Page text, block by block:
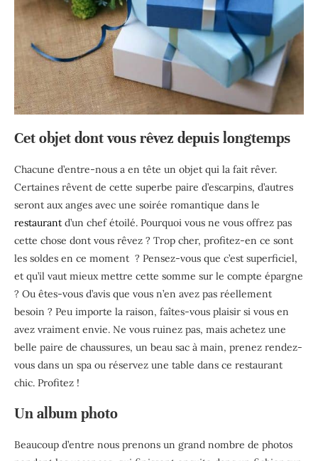
Cet objet dont vous rêvez depuis longtemps
Chacune d’entre-nous a en tête un objet qui la fait rêver.
Certaines rêvent de cette superbe paire d’escarpins, d’autres
seront aux anges avec une soirée romantique dans le
restaurant d’un chef étoilé. Pourquoi vous ne vous offrez pas
cette chose dont vous rêvez ? Trop cher, profitez-en ce sont
les soldes en ce moment ? Pensez-vous que c’est superficiel,
et qu’il vaut mieux mettre cette somme sur le compte épargne
? Ou êtes-vous d’avis que vous n’en avez pas réellement
besoin ? Peu importe la raison, faîtes-vous plaisir si vous en
avez vraiment envie. Ne vous ruinez pas, mais achetez une
belle paire de chaussures, un beau sac à main, prenez rendez-
vous dans un spa ou réservez une table dans ce restaurant
chic. Profitez !
Un album photo
Beaucoup d’entre nous prenons un grand nombre de photos